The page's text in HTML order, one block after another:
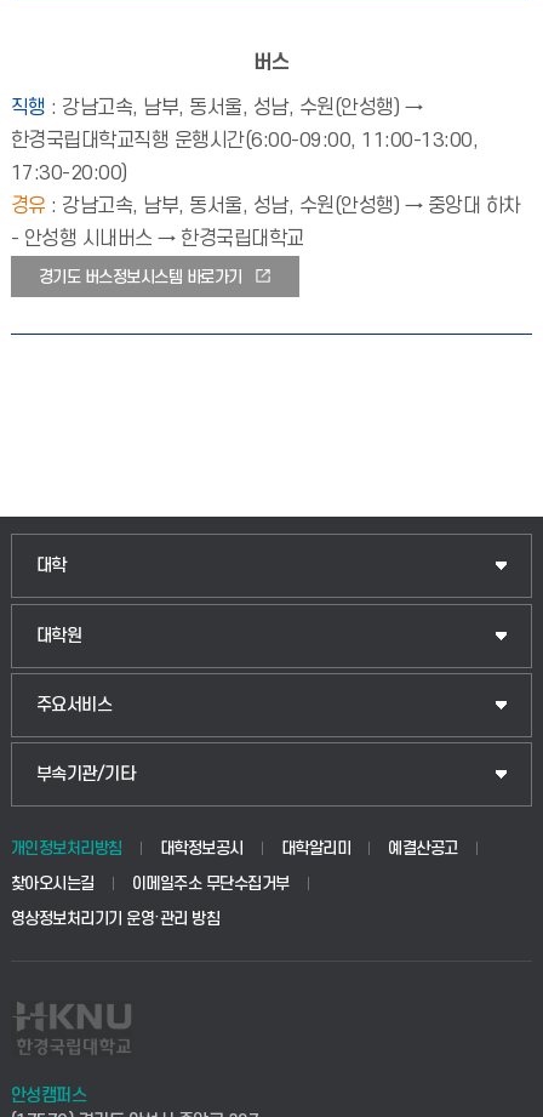
버스
직행 : 강남고속, 남부, 동서울, 성남, 수원(안성행) →
한경국립대학교직행 운행시간(6:00-09:00, 11:00-13:00,
17:30-20:00)
경유 : 강남고속, 남부, 동서울, 성남, 수원(안성행) → 중앙대 하차
- 안성행 시내버스 → 한경국립대학교
경기도 버스정보시스템 바로가기
대학
인문융합공공인재학부
법경영학부
생명공학부
사회안전시스템공학부
대학원
일반대학원
산업대학원
공공정책대학원
교육대학원
주요서비스
입학안내
웹메일
학사시스템(전문학사 및 전공심화)
사이버캠퍼스(전문학사 및 전공심화)
시설바로처리서비스
부속기관/기타
중앙도서관
학생생활관(안성)
산학협력단
취업지원센터
개인정보처리방침 대학정보공시 대학알리미
예결산공고
찾아오시는길
이메일주소 무단수집거부
영상정보처리기기 운영·관리 방침
안성캠퍼스